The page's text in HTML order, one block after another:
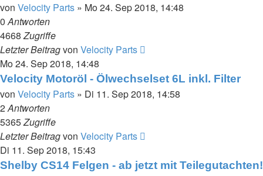
von Velocity Parts » Mo 24. Sep 2018, 14:48
0Antworten
4668Zugriffe
Letzter Beitragvon Velocity Parts
Mo 24. Sep 2018, 14:48
Velocity Motoröl - Ölwechselset 6L inkl. Filter
von Velocity Parts » Di 11. Sep 2018, 14:58
2Antworten
5365Zugriffe
Letzter Beitragvon Velocity Parts
Di 11. Sep 2018, 15:43
Shelby CS14 Felgen - ab jetzt mit Teilegutachten!